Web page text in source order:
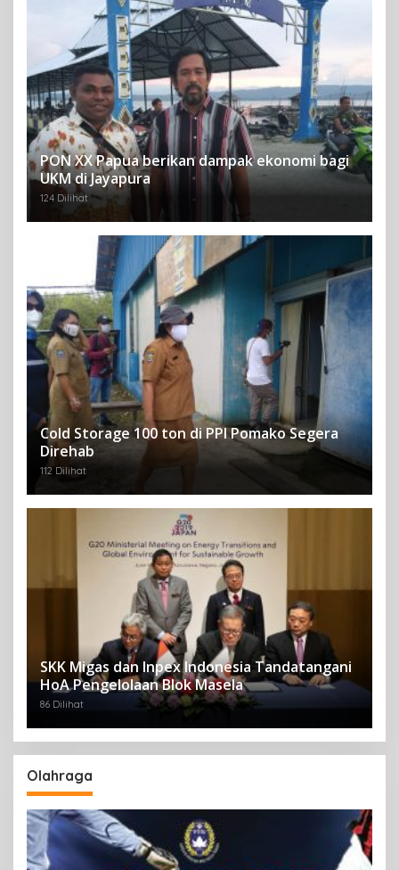
PON XX Papua berikan dampak ekonomi bagi
UKM di Jayapura
124 Dilihat
Cold Storage 100 ton di PPI Pomako Segera
Direhab
112 Dilihat
SKK Migas dan Inpex Indonesia Tandatangani
HoA Pengelolaan Blok Masela
86 Dilihat
Olahraga